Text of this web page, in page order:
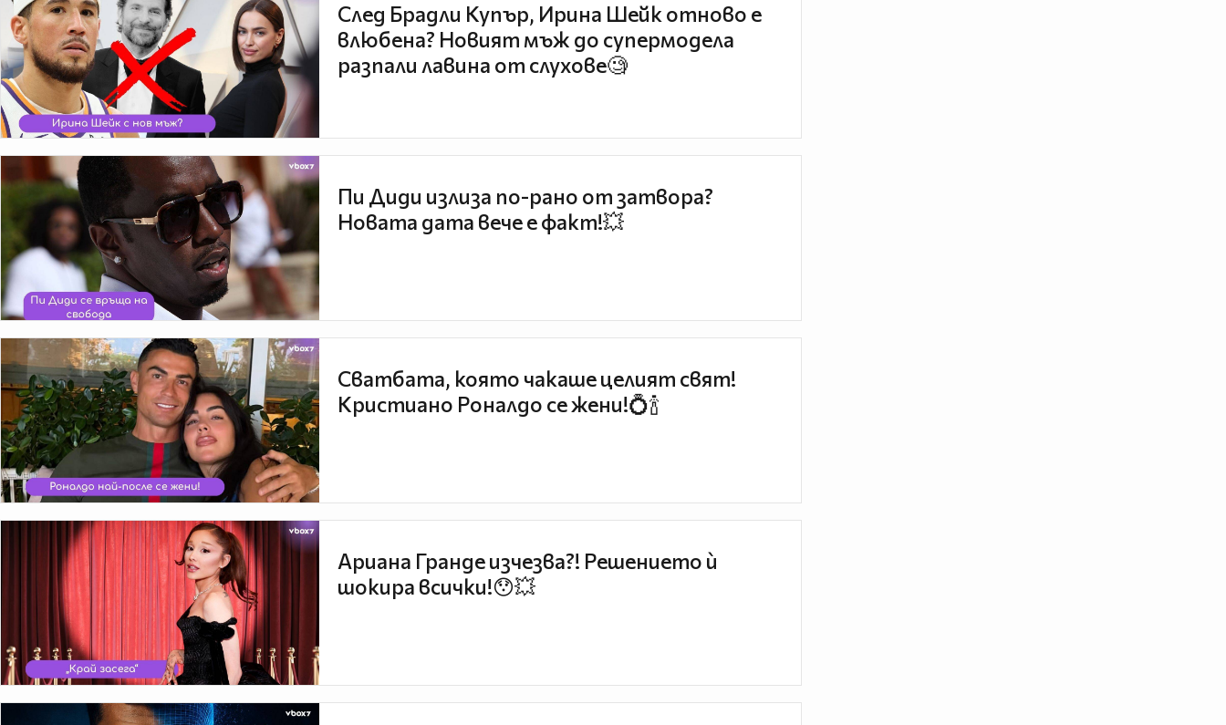
След Брадли Купър, Ирина Шейк отново е
влюбена? Новият мъж до супермодела
разпали лавина от слухове🧐
Пи Диди излиза по-рано от затвора?
Новата дата вече е факт!💥
Сватбата, която чакаше целият свят!
Кристиано Роналдо се жени!💍🍾
Ариана Гранде изчезва?! Решението ѝ
шокира всички!😯💥